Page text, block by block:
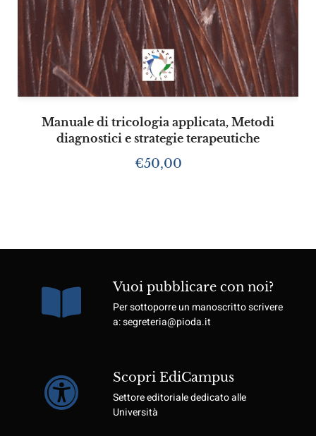
Manuale di tricologia applicata, Metodi
diagnostici e strategie terapeutiche
€50,00
Vuoi pubblicare con noi?
Per sottoporre un manoscritto scrivere
a: segreteria@pioda.it
Scopri EdiCampus
Settore editoriale dedicato alle
Università